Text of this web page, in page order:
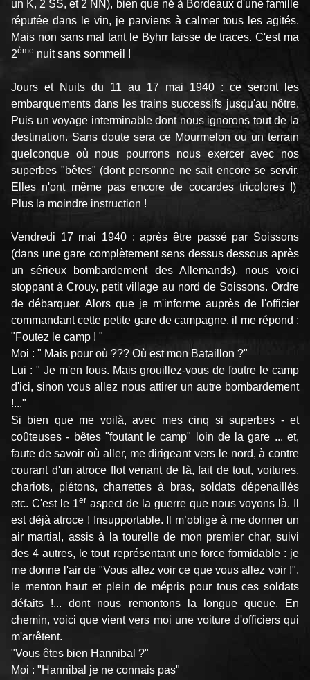
un K, 2 SS, et 2 NN), bien que né à Bordeaux d'une famille
réputée dans le vin, je parviens à calmer tous les agités.
Mais non sans mal tant le Byhrr laisse de traces. C'est ma
2ème nuit sans sommeil !
Jours et Nuits du 11 au 17 mai 1940 : ce seront les
embarquements dans les trains successifs jusqu'au nôtre.
Puis un voyage interminable dont nous ignorons tout de la
destination. Sans doute sera ce Mourmelon ou un terrain
quelconque où nous pourrons nous exercer avec nos
superbes "bêtes" (dont personne ne sait encore se servir.
Elles n'ont même pas encore de cocardes tricolores !)
Plus la moindre instruction !
Vendredi 17 mai 1940 : après être passé par Soissons
(dans une gare complètement sens dessus dessous après
un sérieux bombardement des Allemands), nous voici
stoppant à Crouy, petit village au nord de Soissons. Ordre
de débarquer. Alors que je m'informe auprès de l'officier
commandant cette petite gare de campagne, il me répond :
"Foutez le camp ! "
Moi : " Mais pour où ??? Où est mon Bataillon ?"
Lui : " Je m'en fous. Mais grouillez-vous de foutre le camp
d'ici, sinon vous allez nous attirer un autre bombardement
!..."
Si bien que me voilà, avec mes cinq si superbes - et
coûteuses - bêtes "foutant le camp" loin de la gare ... et,
faute de savoir où aller, me dirigeant vers le nord, à contre
courant d'un atroce flot venant de là, fait de tout, voitures,
chariots, piétons, charrettes à bras, soldats dépenaillés
etc. C'est le 1er aspect de la guerre que nous voyons là. Il
est déjà atroce ! Insupportable. Il m’oblige à me donner un
air martial, assis à la tourelle de mon premier char, suivi
des 4 autres, le tout représentant une force formidable : je
me donne l'air de "Vous allez voir ce que vous allez voir !",
le menton haut et plein de mépris pour tous ces soldats
défaits !... dont nous remontons la longue queue. En
chemin, voici que vient vers moi une voiture d'officiers qui
m'arrêtent.
"Vous êtes bien Hannibal ?"
Moi : "Hannibal je ne connais pas"